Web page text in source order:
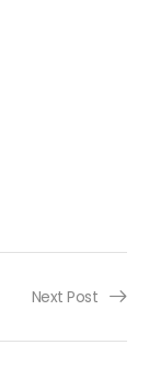
Next Post